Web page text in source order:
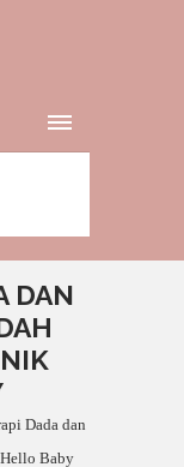
DAN
Dada dan
Baby